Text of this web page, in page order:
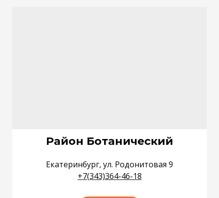
Район Ботанический
Екатеринбург, ул. Родонитовая 9
+7(343)364-46-18